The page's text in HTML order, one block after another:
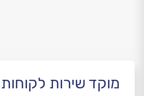
מוקד שירות לקוחות